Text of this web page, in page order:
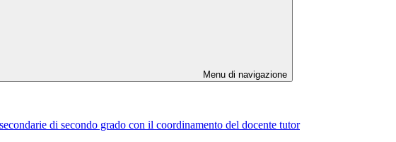
Menu di navigazione
di secondo grado con il coordinamento del docente tutor